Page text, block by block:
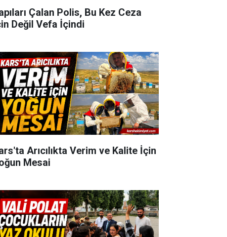
Çalan Polis, Bu Kez Ceza
Değil Vefa İçindi
Arıcılıkta Verim ve Kalite İçin
Mesai